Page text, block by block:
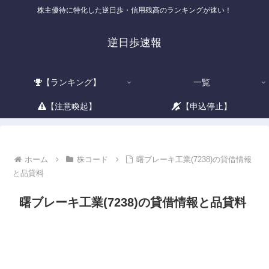
株主優待に特化した逆日歩・信用残高のランキングが速い！
逆日歩速報
【ランキング】 一覧
【注意喚起】 【申込停止】
ホーム 株コード
曙ブレーキ工業(7238)の貸借情報
と品貸料
曙ブレーキ工業(7238)の貸借情報と品貸料